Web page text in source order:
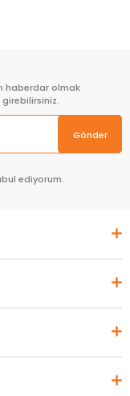
haberdar olmak
Gönder
ediyorum.